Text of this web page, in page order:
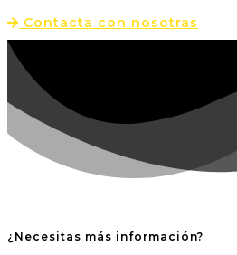
Contacta con nosotras
¿Necesitas más información?